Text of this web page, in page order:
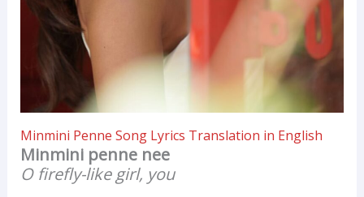
Minmini Penne Song Lyrics Translation in English
Minmini penne nee
O firefly-like girl, you